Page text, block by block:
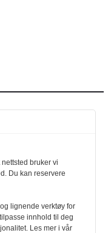
bruker vi
Du kan reservere
lignende verktøy for
innhold til deg
Les mer i vår